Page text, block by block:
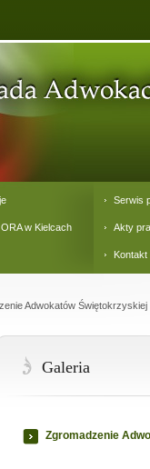
w Kielcach
Serwis
Akty
Kontakt
Adwokatów
Galeria
Zgromadzenie